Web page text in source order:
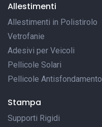
Allestimenti
Allestimenti in Polistirolo
Vetrofanie
Adesivi per Veicoli
Pellicole Solari
Pellicole Antisfondamento
Stampa
Supporti Rigidi